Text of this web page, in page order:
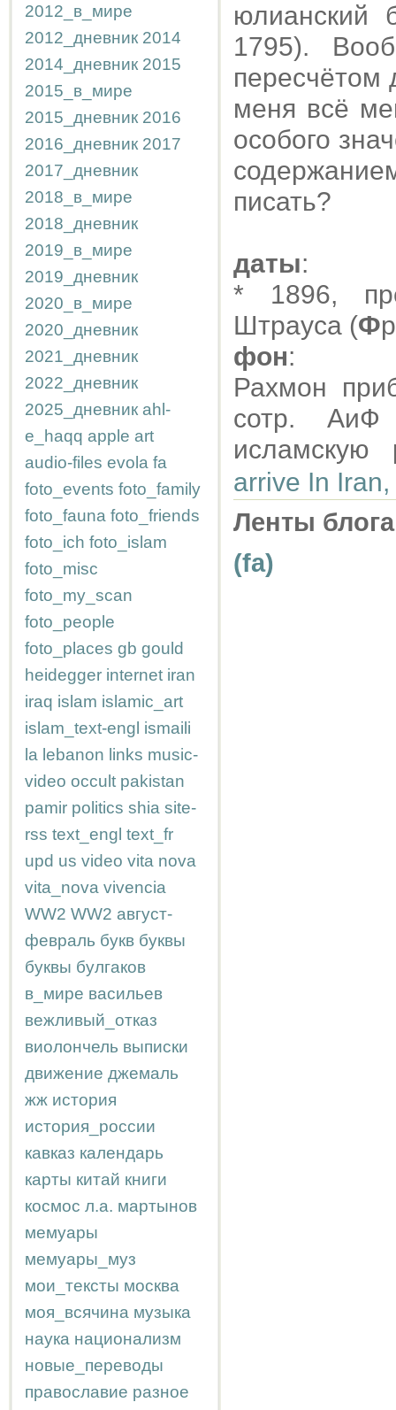
2012_в_мире
2012_дневник 2014
2014_дневник 2015
2015_в_мире
2015_дневник 2016
2016_дневник 2017
2017_дневник
2018_в_мире
2018_дневник
2019_в_мире
2019_дневник
2020_в_мире
2020_дневник
2021_дневник
2022_дневник
2025_дневник ahl-
e_haqq apple art
audio-files evola fa
foto_events foto_family
foto_fauna foto_friends
foto_ich foto_islam
foto_misc
foto_my_scan
foto_people
foto_places gb gould
heidegger internet iran
iraq islam islamic_art
islam_text-engl ismaili
la lebanon links music-
video occult pakistan
pamir politics shia site-
rss text_engl text_fr
upd us video vita nova
vita_nova vivencia
WW2 WW2 август-
февраль букв буквы
буквы булгаков
в_мире васильев
вежливый_отказ
виолончель выписки
движение джемаль
жж история
история_россии
кавказ календарь
карты китай книги
космос л.а. мартынов
мемуары
мемуары_муз
мои_тексты москва
моя_всячина музыка
наука национализм
новые_переводы
православие разное
юлианский
1795).
пересчётом
меня всё
особого
писать?
даты:
* 1896,
Штрауса (Ф
фон:
Рахмон
сотр. АиФ
исламскую
arrive In
Ленты
(fa)